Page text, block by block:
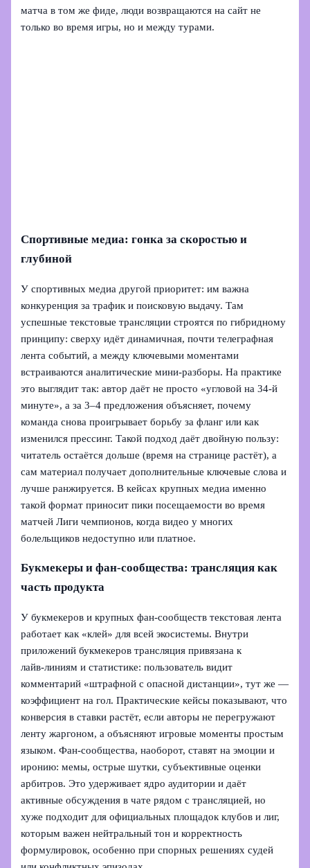
матча в том же фиде, люди возвращаются на сайт не
только во время игры, но и между турами.
Спортивные медиа: гонка за скоростью и
глубиной
У спортивных медиа другой приоритет: им важна
конкуренция за трафик и поисковую выдачу. Там
успешные текстовые трансляции строятся по гибридному
принципу: сверху идёт динамичная, почти телеграфная
лента событий, а между ключевыми моментами
встраиваются аналитические мини‑разборы. На практике
это выглядит так: автор даёт не просто «угловой на 34‑й
минуте», а за 3–4 предложения объясняет, почему
команда снова проигрывает борьбу за фланг или как
изменился прессинг. Такой подход даёт двойную пользу:
читатель остаётся дольше (время на странице растёт), а
сам материал получает дополнительные ключевые слова и
лучше ранжируется. В кейсах крупных медиа именно
такой формат приносит пики посещаемости во время
матчей Лиги чемпионов, когда видео у многих
болельщиков недоступно или платное.
Букмекеры и фан‑сообщества: трансляция как
часть продукта
У букмекеров и крупных фан‑сообществ текстовая лента
работает как «клей» для всей экосистемы. Внутри
приложений букмекеров трансляция привязана к
лайв‑линиям и статистике: пользователь видит
комментарий «штрафной с опасной дистанции», тут же —
коэффициент на гол. Практические кейсы показывают, что
конверсия в ставки растёт, если авторы не перегружают
ленту жаргоном, а объясняют игровые моменты простым
языком. Фан‑сообщества, наоборот, ставят на эмоции и
иронию: мемы, острые шутки, субъективные оценки
арбитров. Это удерживает ядро аудитории и даёт
активные обсуждения в чате рядом с трансляцией, но
хуже подходит для официальных площадок клубов и лиг,
которым важен нейтральный тон и корректность
формулировок, особенно при спорных решениях судей